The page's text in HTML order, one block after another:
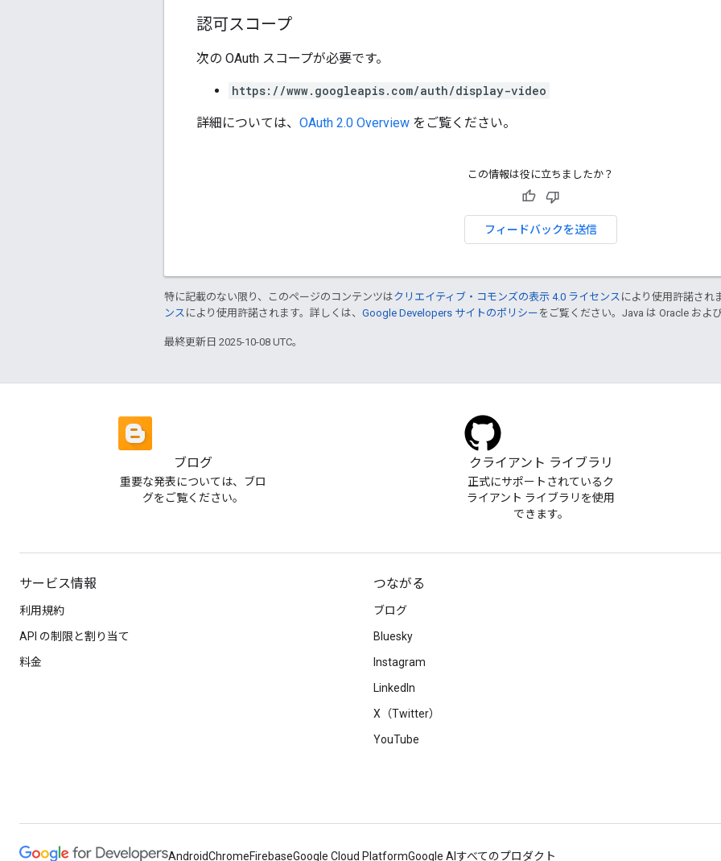
認可スコープ
次の OAuth スコープが必要です。
https://www.googleapis.com/auth/display-video
詳細については、 OAuth 2.0 Overview をご覧ください。
この情報は役に立ちましたか？
フィードバックを送信
特に記載のない限り、このページのコンテンツはクリエイティブ・コモンズの表示 4.0 ライセンス により使用許諾され
ンス により使用許諾されます。詳しくは、 Google Developers サイトのポリシー をご覧ください。Java は Oracle およ
最終更新日 2025-10-08 UTC。
ブログ
重要な発表については、ブロ
グをご覧ください。
クライアント ライブラリ
正式にサポートされているク
ライアント ライブラリを使用
できます。
サービス情報
利用規約
API の制限と割り当て
料金
つながる
ブログ
Bluesky
Instagram
LinkedIn
X（Twitter）
YouTube
AndroidChromeFirebaseGoogle Cloud PlatformGoogle AI すべてのプロダクト